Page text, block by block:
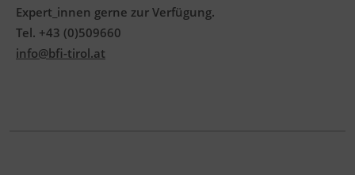
Expert_innen gerne zur Verfügung.
Tel. +43 (0)509660
info@bfi-tirol.at